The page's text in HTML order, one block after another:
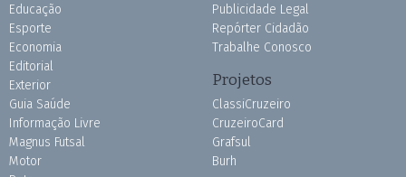
Educação
Esporte
Economia
Editorial
Exterior
Guia Saúde
Informação Livre
Magnus Futsal
Motor
Publicidade Legal
Repórter Cidadão
Trabalhe Conosco
Projetos
ClassiCruzeiro
CruzeiroCard
Grafsul
Burh